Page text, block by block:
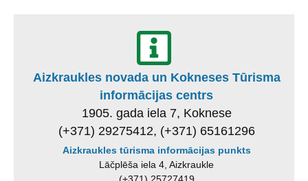
Aizkraukles novada un Kokneses Tūrisma
informācijas centrs
1905. gada iela 7, Koknese
(+371) 29275412, (+371) 65161296
Aizkraukles tūrisma informācijas punkts
Lāčplēša iela 4, Aizkraukle
(+371) 25727419